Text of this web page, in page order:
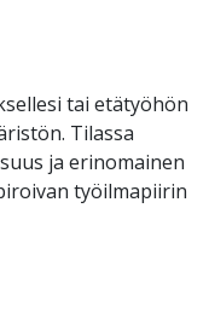
tai etätyöhön
Tilassa
ja erinomainen
työilmapiirin